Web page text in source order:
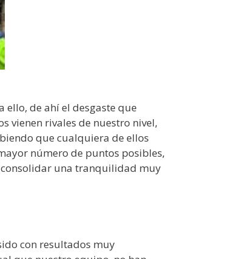
de ahí el desgaste que
vienen rivales de nuestro nivel,
que cualquiera de ellos
número de puntos posibles,
una tranquilidad muy
con resultados muy